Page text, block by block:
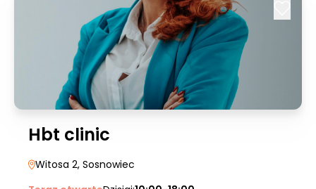
Hbt clinic
Witosa 2, Sosnowiec